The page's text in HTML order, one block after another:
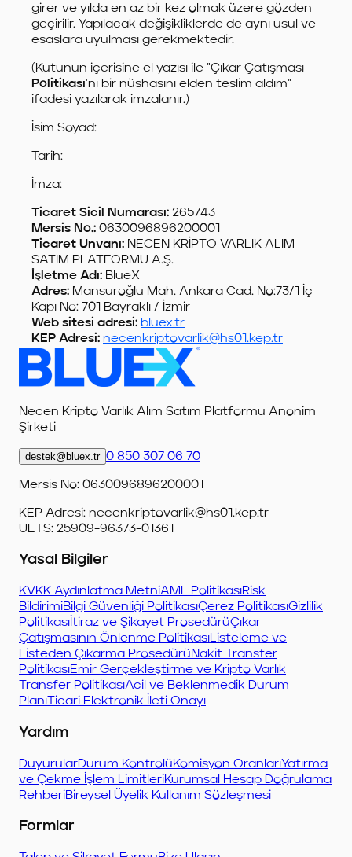
girer ve yılda en az bir kez olmak üzere gözden
geçirilir. Yapılacak değişikliklerde de aynı usul ve
esaslara uyulması gerekmektedir.
(Kutunun içerisine el yazısı ile "Çıkar Çatışması
Politikası'nı bir nüshasını elden teslim aldım"
ifadesi yazılarak imzalanır.)
İsim Soyad:
Tarih:
İmza:
Ticaret Sicil Numarası: 265743
Mersis No.: 0630096896200001
Ticaret Unvanı: NECEN KRİPTO VARLIK ALIM
SATIM PLATFORMU A.Ş.
İşletme Adı: BlueX
Adres: Mansuroğlu Mah. Ankara Cad. No:73/1 İç
Kapı No: 701 Bayraklı / İzmir
Web sitesi adresi: bluex.tr
KEP Adresi: necenkriptovarlik@hs01.kep.tr
Necen Kripto Varlık Alım Satım Platformu Anonim
Şirketi
destek@bluex.tr 0 850 307 06 70
Mersis No: 0630096896200001
KEP Adresi: necenkriptovarlik@hs01.kep.tr
UETS: 25909-96373-01361
Yasal Bilgiler
KVKK Aydınlatma MetniAML PolitikasıRisk
BildirimiBilgi Güvenliği PolitikasıÇerez PolitikasıGizlilik
Politikasıİtiraz ve Şikayet ProsedürüÇıkar
Çatışmasının Önlenme PolitikasıListeleme ve
Listeden Çıkarma ProsedürüNakit Transfer
PolitikasıEmir Gerçekleştirme ve Kripto Varlık
Transfer PolitikasıAcil ve Beklenmedik Durum
Planı Ticari Elektronik İleti Onayı
Yardım
DuyurularDurum KontrolüKomisyon OranlarıYatırma
ve Çekme İşlem LimitleriKurumsal Hesap Doğrulama
RehberiBireysel Üyelik Kullanım Sözleşmesi
Formlar